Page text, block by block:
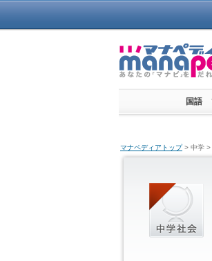
国語
マナペディアトップ> 中学 >